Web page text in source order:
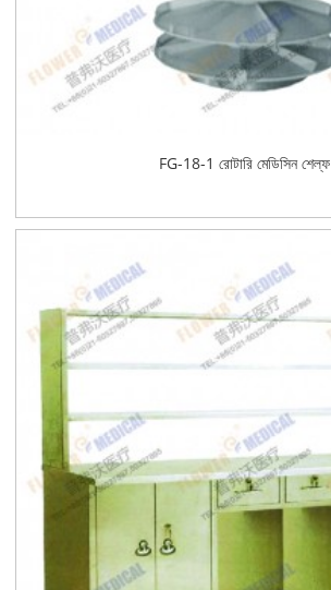
FG-18-1 রোটারি মেডিসিন শেল্ফ